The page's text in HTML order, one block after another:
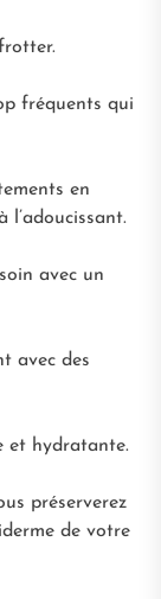
fréquents qui
en
l’adoucissant.
avec un
avec des
et hydratante.
préserverez
de votre